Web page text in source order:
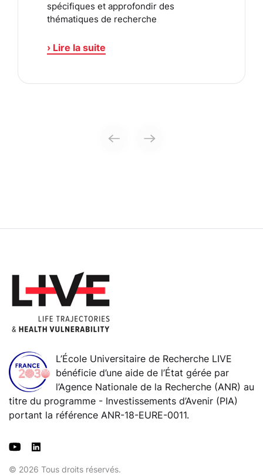
spécifiques et approfondir des
thématiques de recherche
› Lire la suite
L’École Universitaire de Recherche LIVE
bénéficie d’une aide de l’État gérée par
l’Agence Nationale de la Recherche (ANR) au
titre du programme - Investissements d’Avenir (PIA)
portant la référence ANR-18-EURE-0011.
© 2026 Tous droits réservés.